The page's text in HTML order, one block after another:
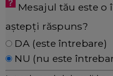
Mesajul tău este o
aștepți răspuns?
DA (este întrebare)
NU (nu este